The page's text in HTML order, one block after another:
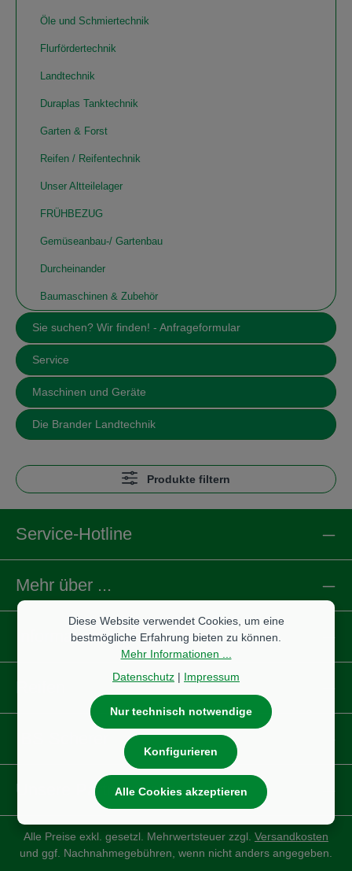
Öle und Schmiertechnik
Flurfördertechnik
Landtechnik
Duraplas Tanktechnik
Garten & Forst
Reifen / Reifentechnik
Unser Altteilelager
FRÜHBEZUG
Gemüseanbau-/ Gartenbau
Durcheinander
Baumaschinen & Zubehör
Sie suchen? Wir finden! - Anfrageformular
Service
Maschinen und Geräte
Die Brander Landtechnik
Produkte filtern
Service-Hotline
Mehr über ...
Informationen
Unsere Partnershops
Alle Preise exkl. gesetzl. Mehrwertsteuer zzgl. Versandkosten
und ggf. Nachnahmegebühren, wenn nicht anders angegeben.
Diese Website verwendet Cookies, um eine
bestmögliche Erfahrung bieten zu können.
Mehr Informationen ...
Datenschutz | Impressum
Nur technisch notwendige
Konfigurieren
Alle Cookies akzeptieren